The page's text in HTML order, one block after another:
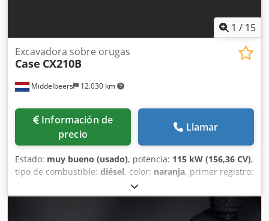
1 / 15
Middelbeers 12.030 km
Excavadora sobre orugas
Case CX210B
Información de
precio
Llamar
Estado: muy bueno (usado), potencia: 115 kW (156,36 CV),
tipo de combustible: diésel, color: naranja, primer registro:
, Año de fabricación:2012
funcionamiento:15.109 h, Información general Año del
modelo: 2012 Número de serie: DCH210R5NCEAH2500